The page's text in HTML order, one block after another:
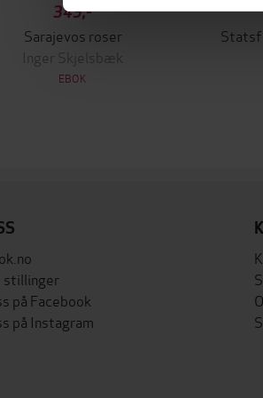
349,-
Sarajevos roser
Inger Skjelsbæk
EBOK
stillinger
på Facebook
på Instagram